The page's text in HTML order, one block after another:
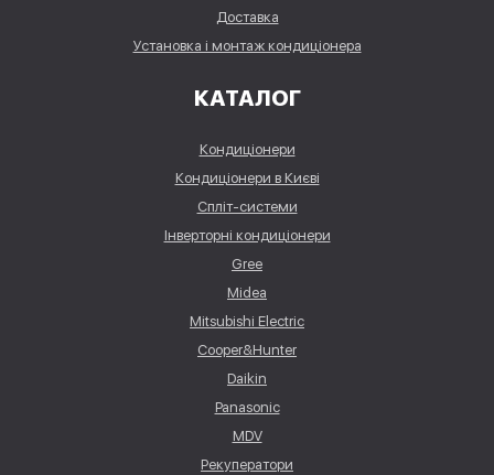
Доставка
Установка і монтаж кондиціонера
КАТАЛОГ
Кондиціонери
Кондиціонери в Києві
Спліт-системи
Інверторні кондиціонери
Gree
Midea
Mitsubishi Electric
Cooper&Hunter
Daikin
Panasonic
MDV
Рекуператори